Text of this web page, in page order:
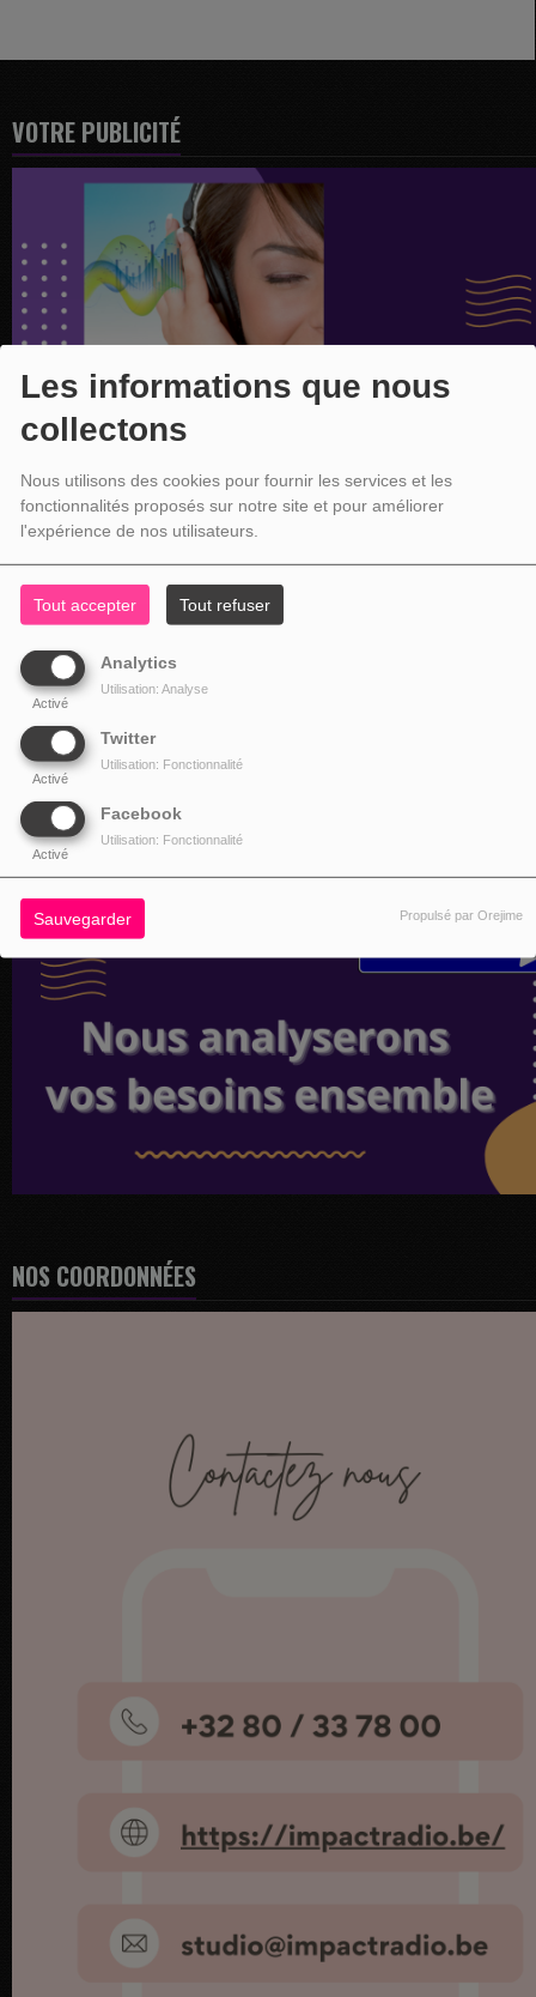
Les informations que nous
collectons
Nous utilisons des cookies pour fournir les services et les
fonctionnalités proposés sur notre site et pour améliorer
l'expérience de nos utilisateurs.
Tout accepter Tout refuser
Analytics
Activé
Utilisation: Analyse
Twitter
Activé
Utilisation: Fonctionnalité
Facebook
Activé
Utilisation: Fonctionnalité
Sauvegarder Propulsé par Orejime
VOTRE PUBLICITÉ
NOS COORDONNÉES